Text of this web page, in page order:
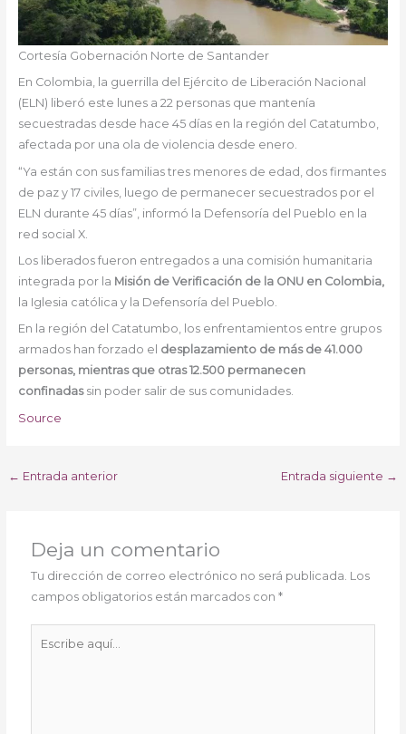
Cortesía Gobernación Norte de Santander
En Colombia, la guerrilla del Ejército de Liberación Nacional
(ELN) liberó este lunes a 22 personas que mantenía
secuestradas desde hace 45 días en la región del Catatumbo,
afectada por una ola de violencia desde enero.
“Ya están con sus familias tres menores de edad, dos firmantes
de paz y 17 civiles, luego de permanecer secuestrados por el
ELN durante 45 días”, informó la Defensoría del Pueblo en la
red social X.
Los liberados fueron entregados a una comisión humanitaria
integrada por la Misión de Verificación de la ONU en Colombia,
la Iglesia católica y la Defensoría del Pueblo.
En la región del Catatumbo, los enfrentamientos entre grupos
armados han forzado el desplazamiento de más de 41.000
personas, mientras que otras 12.500 permanecen
confinadas sin poder salir de sus comunidades.
Source
← Entrada anterior Entrada siguiente →
Deja un comentario
Tu dirección de correo electrónico no será publicada. Los
campos obligatorios están marcados con*